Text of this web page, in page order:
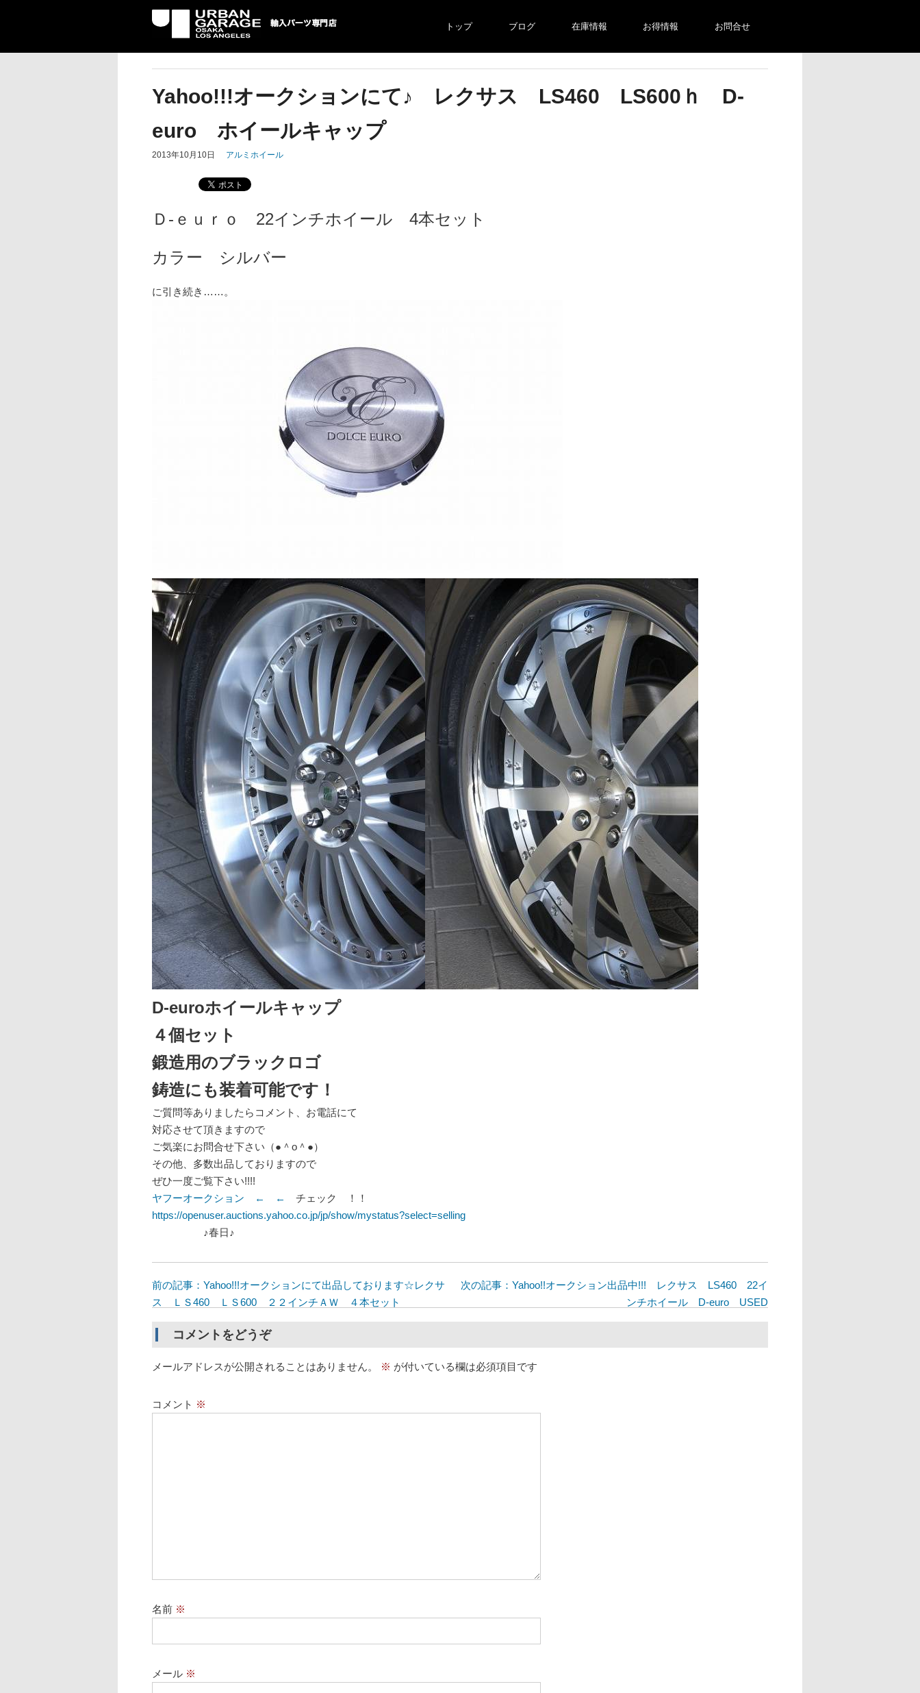
トップ ブログ 在庫情報 お得情報 お問合せ
Yahoo!!!オークションにて♪ レクサス LS460 LS600ｈ D-
euro ホイールキャップ
2013年10月10日 アルミホイール
Ｄ-ｅｕｒｏ 22インチホイール 4本セット
カラー シルバー
に引き続き……。
D-euroホイールキャップ
４個セット
鍛造用のブラックロゴ
鋳造にも装着可能です！
ご質問等ありましたらコメント、お電話にて
対応させて頂きますので
ご気楽にお問合せ下さい（●＾o＾●）
その他、多数出品しておりますので
ぜひ一度ご覧下さい!!!!
ヤフーオークション ← ← チェック ！！
https://openuser.auctions.yahoo.co.jp/jp/show/mystatus?select=selling
♪春日♪
前の記事：Yahoo!!!オークションにて出品しております☆レクサ
ス ＬＳ460 ＬＳ600 ２２インチＡＷ ４本セット
次の記事：Yahoo!!オークション出品中!!! レクサス LS460 22イ
ンチホイール D-euro USED
コメントをどうぞ
メールアドレスが公開されることはありません。 ※ が付いている欄は必須項目です
コメント ※
名前 ※
メール ※